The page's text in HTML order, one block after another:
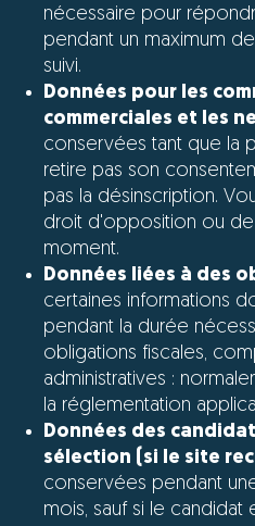
nécessaire pour
pendant un maximum
suivi.
Données pour les
commerciales et les
conservées tant que la
retire pas son
pas la désinscription.
droit d'opposition ou
moment.
Données liées à des
certaines informations
pendant la durée
obligations fiscales,
administratives :
la réglementation
Données des
sélection (si le site
conservées pendant
mois, sauf si le candidat